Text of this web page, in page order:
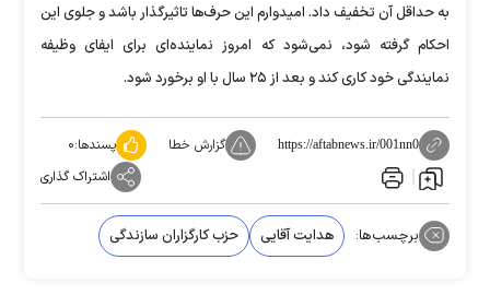
به حداقل آن تخفیف داد. امیدوارم این حرف‌ها تاثیرگذار باشد و جلوی این
احکام گرفته شود، نمی‌شود که امروز نماینده‌ای برای ایفای وظیفه
نمایندگی خود کاری کند و بعد از ۲۵ سال با او برخورد شود.
https://aftabnews.ir/001nn0 گزارش خطا پسندها:۰
اشتراک گذاری
برچسب‌ها: هدایت آقایی حزب کارگزاران‌ سازندگی